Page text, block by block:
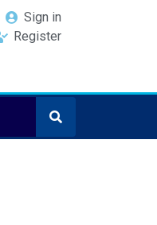
Sign in
Register